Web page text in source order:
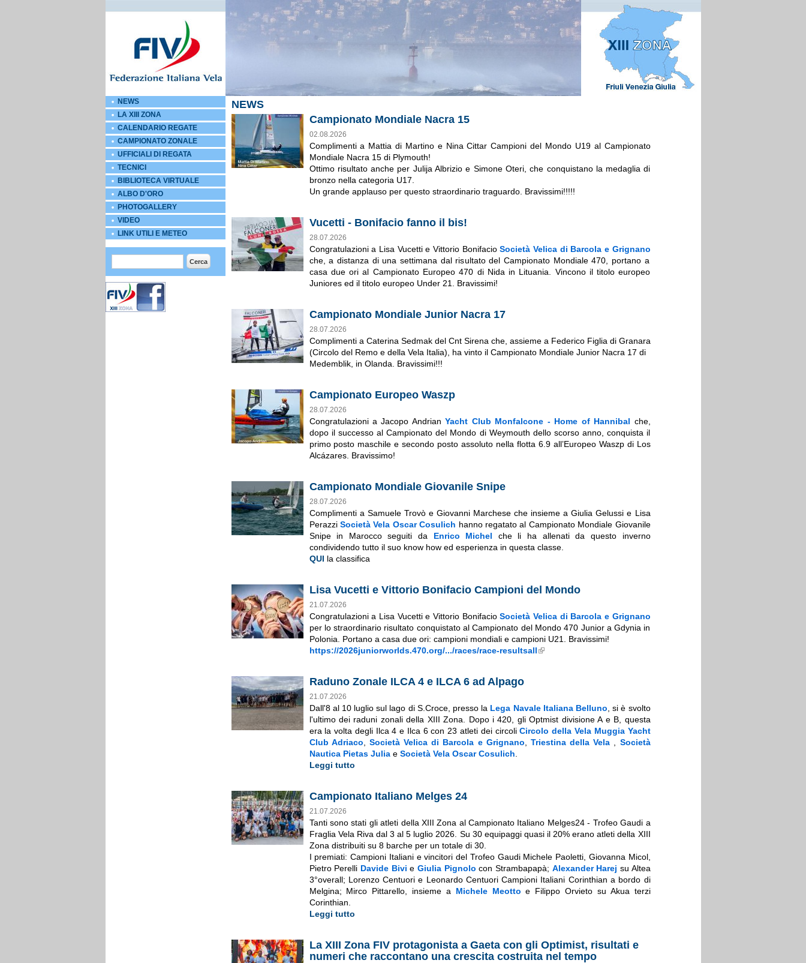
NEWS
Campionato Mondiale Nacra 15
02.08.2026
Complimenti a Mattia di Martino e Nina Cittar Campioni del Mondo U19 al Campionato
Mondiale Nacra 15 di Plymouth!
Ottimo risultato anche per Julija Albrizio e Simone Oteri, che conquistano la medaglia di
bronzo nella categoria U17.
Un grande applauso per questo straordinario traguardo. Bravissimi!!!!!
Vucetti - Bonifacio fanno il bis!
28.07.2026
Congratulazioni a Lisa Vucetti e Vittorio BonifacioSocietà Velica di Barcola e Grignano
che, a distanza di una settimana dal risultato del Campionato Mondiale 470, portano a
casa due ori al Campionato Europeo 470 di Nida in Lituania. Vincono il titolo europeo
Juniores ed il titolo europeo Under 21. Bravissimi!
Campionato Mondiale Junior Nacra 17
28.07.2026
Complimenti a Caterina Sedmak del Cnt Sirena che, assieme a Federico Figlia di Granara
(Circolo del Remo e della Vela Italia) , ha vinto il Campionato Mondiale Junior Nacra 17 di
Medemblik, in Olanda. Bravissimi!!!
Campionato Europeo Waszp
28.07.2026
Congratulazioni a Jacopo AndrianYacht Club Monfalcone - Home of Hannibal che,
dopo il successo al Campionato del Mondo di Weymouth dello scorso anno, conquista il
primo posto maschile e secondo posto assoluto nella flotta 6.9 all’Europeo Waszp di Los
Alcázares. Bravissimo!
Campionato Mondiale Giovanile Snipe
28.07.2026
Complimenti a Samuele Trovò e Giovanni Marchese che insieme a Giulia Gelussi e Lisa
Perazzi Società Vela Oscar Cosulich hanno regatato al Campionato Mondiale Giovanile
Snipe in Marocco seguiti da Enrico Michel che li ha allenati da questo inverno
condividendo tutto il suo know how ed esperienza in questa classe.
QUI la classifica
Lisa Vucetti e Vittorio Bonifacio Campioni del Mondo
21.07.2026
Congratulazioni a Lisa Vucetti e Vittorio BonifacioSocietà Velica di Barcola e Grignano
per lo straordinario risultato conquistato al Campionato del Mondo 470 Junior a Gdynia in
Polonia. Portano a casa due ori: campioni mondiali e campioni U21. Bravissimi!
https://2026juniorworlds.470.org/.../races/race-resultsall
Raduno Zonale ILCA 4 e ILCA 6 ad Alpago
21.07.2026
Dall'8 al 10 luglio sul lago di S.Croce, presso la Lega Navale Italiana Belluno , si è svolto
l'ultimo dei raduni zonali della XIII Zona. Dopo i 420, gli Optmist divisione A e B, questa
era la volta degli Ilca 4 e Ilca 6 con 23 atleti dei circoliCircolo della Vela Muggia Yacht
Club Adriaco
Società Velica di Barcola e Grignano Triestina della Vela
Società
Nautica Pietas Juliae Società Vela Oscar Cosulich
Leggi tutto
Campionato Italiano Melges 24
21.07.2026
Tanti sono stati gli atleti della XIII Zona al Campionato Italiano Melges24 - Trofeo Gaudi a
Fraglia Vela Riva dal 3 al 5 luglio 2026. Su 30 equipaggi quasi il 20% erano atleti della XIII
Zona distribuiti su 8 barche per un totale di 30.
I premiati: Campioni Italiani e vincitori del Trofeo Gaudi Michele Paoletti, Giovanna Micol,
Pietro Perelli Davide Bivi e Giulia Pignolo con Strambapapà; Alexander Harej su Altea
3°overall; Lorenzo Centuori e Leonardo Centuori Campioni Italiani Corinthian a bordo di
Melgina; Mirco Pittarello, insieme a Michele Meotto e Filippo Orvieto su Akua terzi
Corinthian.
Leggi tutto
La XIII Zona FIV protagonista a Gaeta con gli Optimist, risultati e
numeri che raccontano una crescita costruita nel tempo
NEWS
LA XIII ZONA
CALENDARIO REGATE
CAMPIONATO ZONALE
UFFICIALI DI REGATA
TECNICI
BIBLIOTECA VIRTUALE
ALBO D'ORO
PHOTOGALLERY
VIDEO
LINK UTILI E METEO
Form di ricerca Cerca